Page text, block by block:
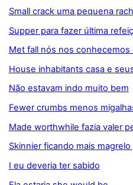
Small crack uma pequena
Supper para fazer última
Met fall nós nos
House inhabitants casa e
Não estavam indo muito bem
Fewer crumbs menos
Made worthwhile fazia valer
Skinnier ficando mais
I eu deveria ter sabido